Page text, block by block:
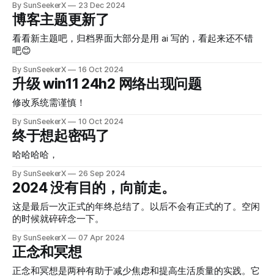
墨菲定律对本文受众的人来说没有意义。从经验来看，极限会
更加适合大家。
By SunSeekerX 23 Dec 2024
博客主题更新了
看看新主题吧，归档界面大部分是用 ai 写的，看起来还不错
吧😊
By SunSeekerX 16 Oct 2024
升级 win11 24h2 网络出现问题
修改系统需谨慎！
By SunSeekerX 10 Oct 2024
终于想起密码了
哈哈哈哈，
By SunSeekerX 26 Sep 2024
2024 没有目的，向前走。
这是最后一次正式的年终总结了。以后不会有正式的了。空闲
的时候就碎碎念一下。
By SunSeekerX 07 Apr 2024
正念和冥想
正念和冥想是两种有助于减少焦虑和提高生活质量的实践。它